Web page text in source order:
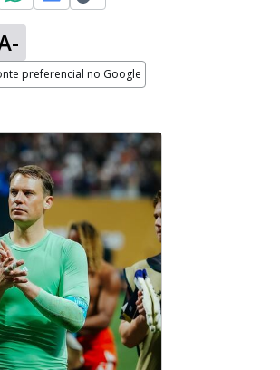
preferencial no Google